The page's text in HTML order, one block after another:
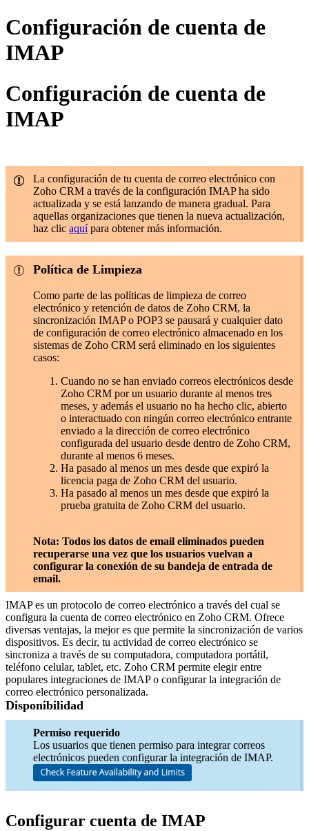
Configuración de cuenta de
IMAP
Configuración de cuenta de
IMAP
La configuración de tu cuenta de correo electrónico con
Zoho CRM a través de la configuración IMAP ha sido
actualizada y se está lanzando de manera gradual. Para
aquellas organizaciones que tienen la nueva actualización,
haz clic aquípara obtener más información.
Política de Limpieza
Como parte de las políticas de limpieza de correo
electrónico y retención de datos de Zoho CRM, la
sincronización IMAP o POP3 se pausará y cualquier dato
de configuración de correo electrónico almacenado en los
sistemas de Zoho CRM será eliminado en los siguientes
casos:
Cuando no se han enviado correos electrónicos desde
Zoho CRM por un usuario durante al menos tres
meses, y además el usuario no ha hecho clic, abierto
o interactuado con ningún correo electrónico entrante
enviado a la dirección de correo electrónico
configurada del usuario desde dentro de Zoho CRM,
durante al menos 6 meses.
Ha pasado al menos un mes desde que expiró la
licencia paga de Zoho CRM del usuario.
Ha pasado al menos un mes desde que expiró la
prueba gratuita de Zoho CRM del usuario.
Nota: Todos los datos de email eliminados pueden
recuperarse una vez que los usuarios vuelvan a
configurar la conexión de su bandeja de entrada de
email.
IMAP es un protocolo de correo electrónico a través del cual se
configura la cuenta de correo electrónico en Zoho CRM. Ofrece
diversas ventajas, la mejor es que permite la sincronización de varios
dispositivos. Es decir, tu actividad de correo electrónico se
sincroniza a través de su computadora, computadora portátil,
teléfono celular, tablet, etc. Zoho CRM permite elegir entre
populares integraciones de IMAP o configurar la integración de
correo electrónico personalizada.
Disponibilidad
Permiso requerido
Los usuarios que tienen permiso para integrar correos
electrónicos pueden configurar la integración de IMAP.
Configurar cuenta de IMAP